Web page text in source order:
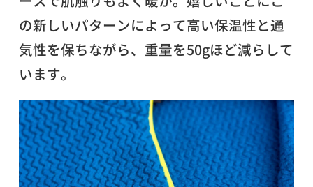
の新しいパターンによって高い保温性と通
気性を保ちながら、重量を50gほど減らして
います。